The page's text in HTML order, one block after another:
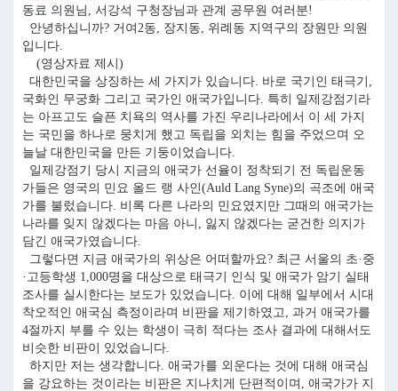
동료 의원님, 서강석 구청장님과 관계 공무원 여러분!
안녕하십니까? 거여2동, 장지동, 위례동 지역구의 장원만 의원
입니다.
(영상자료 제시)
대한민국을 상징하는 세 가지가 있습니다. 바로 국기인 태극기,
국화인 무궁화 그리고 국가인 애국가입니다. 특히 일제강점기라
는 아프고도 슬픈 치욕의 역사를 가진 우리나라에서 이 세 가지
는 국민을 하나로 뭉치게 했고 독립을 외치는 힘을 주었으며 오
늘날 대한민국을 만든 기둥이었습니다.
일제강점기 당시 지금의 애국가 선율이 정착되기 전 독립운동
가들은 영국의 민요 올드 랭 사인(Auld Lang Syne)의 곡조에 애국
가를 불렀습니다. 비록 다른 나라의 민요였지만 그때의 애국가는
나라를 잊지 않겠다는 마음 아니, 잃지 않겠다는 굳건한 의지가
담긴 애국가였습니다.
그렇다면 지금 애국가의 위상은 어떠할까요? 최근 서울의 초·중
·고등학생 1,000명을 대상으로 태극기 인식 및 애국가 암기 실태
조사를 실시한다는 보도가 있었습니다. 이에 대해 일부에서 시대
착오적인 애국심 측정이라며 비판을 제기하였고, 과거 애국가를
4절까지 부를 수 있는 학생이 극히 적다는 조사 결과에 대해서도
비슷한 비판이 있었습니다.
하지만 저는 생각합니다. 애국가를 외운다는 것에 대해 애국심
을 강요하는 것이라는 비판은 지나치게 단편적이며, 애국가가 지